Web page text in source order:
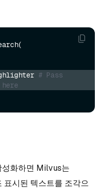
# Pass
성화하면 Milvus는
표시된 텍스트를 조각으